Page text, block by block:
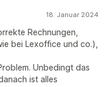
18. Januar 2024
Rechnungen,
bei Lexoffice und co.),
Unbedingt das
ist alles